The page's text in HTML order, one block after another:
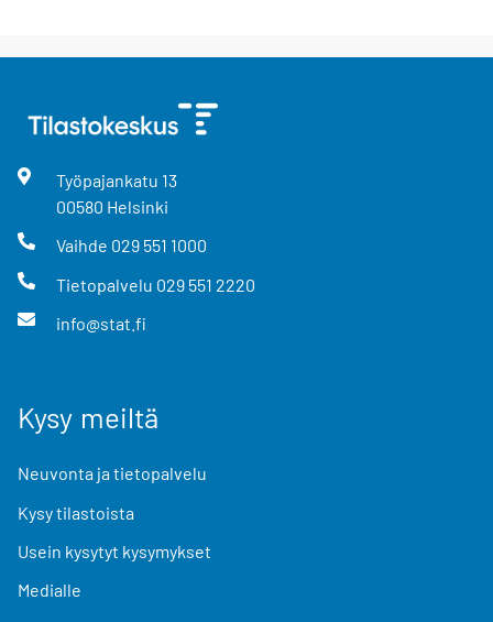
Työpajankatu 13
00580 Helsinki
Vaihde 029 551 1000
Tietopalvelu 029 551 2220
info@stat.fi
Kysy meiltä
Neuvonta ja tietopalvelu
Kysy tilastoista
Usein kysytyt kysymykset
Medialle